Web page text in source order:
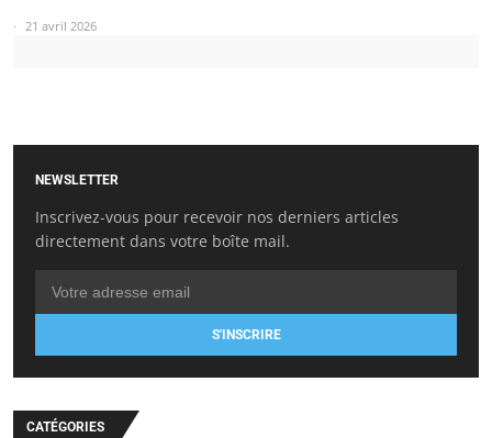
21 avril 2026
NEWSLETTER
Inscrivez-vous pour recevoir nos derniers articles
directement dans votre boîte mail.
S'INSCRIRE
CATÉGORIES